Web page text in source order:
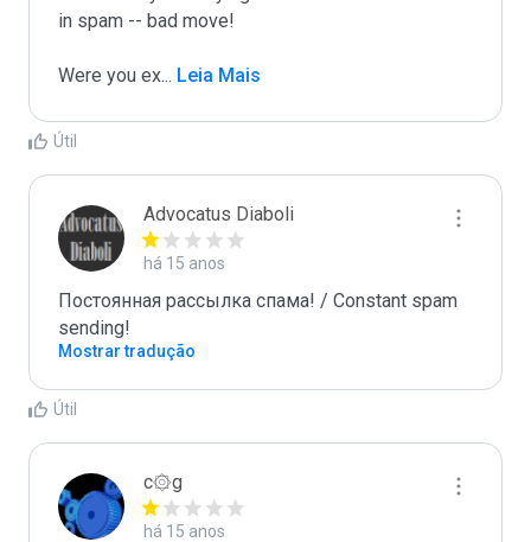
in spam -- bad move!
Were you ex... Leia Mais
Útil
Advocatus Diaboli
há 15 anos
Постоянная рассылка спама! / Constant spam
sending!
Mostrar tradução
Útil
c۞g
há 15 anos